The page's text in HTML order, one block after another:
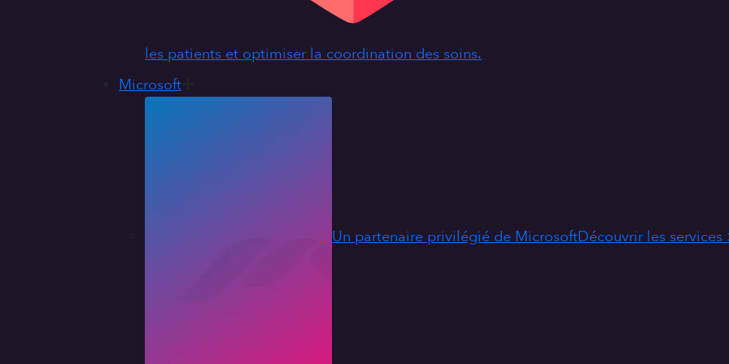
les patients et optimiser la coordination des soins.
Microsoft
Un partenaire privilégié de MicrosoftDécouvrir les services